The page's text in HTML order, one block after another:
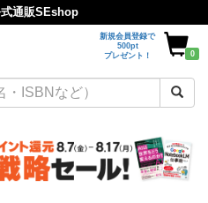
通販SEshop
新規会員登録で
500pt
プレゼント！
0